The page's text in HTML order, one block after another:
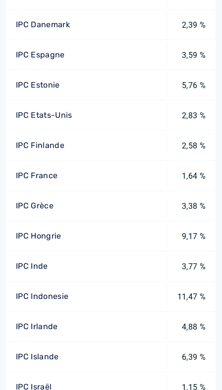
IPC Danemark 2,39 %
IPC Espagne 3,59 %
IPC Estonie 5,76 %
IPC Etats-Unis 2,83 %
IPC Finlande 2,58 %
IPC France 1,64 %
IPC Grèce 3,38 %
IPC Hongrie 9,17 %
IPC Inde 3,77 %
IPC Indonesie 11,47 %
IPC Irlande 4,88 %
IPC Islande 6,39 %
IPC Israël 1,15 %